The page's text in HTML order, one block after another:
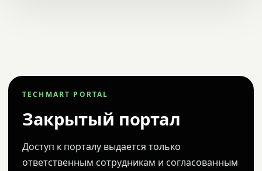
TECHMART PORTAL
Закрытый портал
Доступ к порталу выдается только
ответственным сотрудникам и согласованным